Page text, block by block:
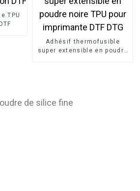
TPU
Adhésif thermofusible
super extensible en poudre